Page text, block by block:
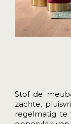
Stof de
zachte,
regelmatig te